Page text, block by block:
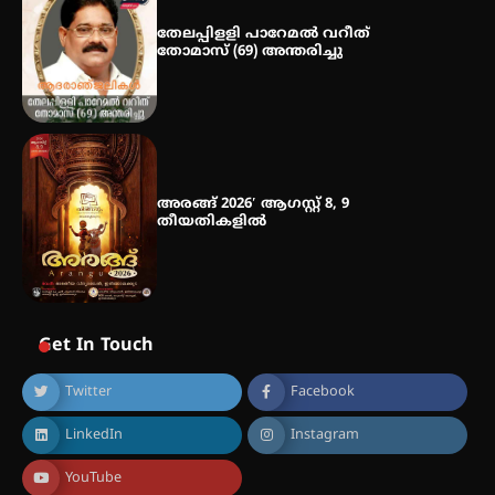
തേലപ്പിളളി പാറേമൽ വറീത്
തോമാസ് (69) അന്തരിച്ചു
അരങ്ങ് 2026′ ആഗസ്റ്റ് 8, 9
തീയതികളിൽ
Get In Touch
Twitter Facebook
LinkedIn Instagram
YouTube